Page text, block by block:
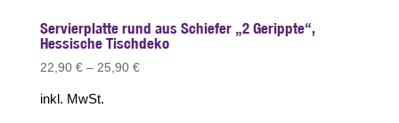
Servierplatte rund aus Schiefer „2 Gerippte“,
Hessische Tischdeko
22,90 €– 25,90 €
inkl. MwSt.